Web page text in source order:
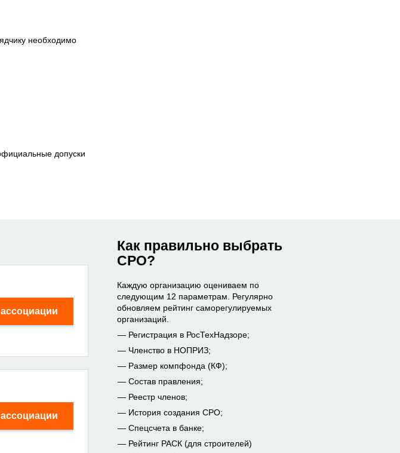
необходимо
допуски
Как правильно выбрать
СРО?
Каждую организацию оцениваем по
следующим 12 параметрам. Регулярно
обновляем рейтинг саморегулируемых
организаций.
Регистрация в РосТехНадзоре;
Членство в НОПРИЗ;
Размер компфонда (КФ);
Состав правления;
Реестр членов;
История создания СРО;
Спецсчета в банке;
Рейтинг РАСК (для строителей)